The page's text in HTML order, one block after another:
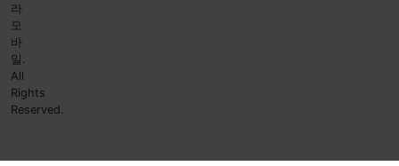
라
모
바
일.
All
Rights
Reserved.